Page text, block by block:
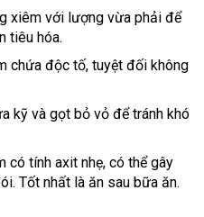
xiêm với lượng vừa phải để
tiêu hóa.
chứa độc tố, tuyệt đối không
kỹ và gọt bỏ vỏ để tránh khó
có tính axit nhẹ, có thể gây
Tốt nhất là ăn sau bữa ăn.